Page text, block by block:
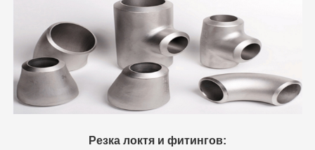
Металлическая тележка: